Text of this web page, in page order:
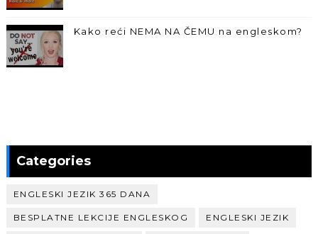
Kako reći NEMA NA ČEMU na engleskom?
Categories
ENGLESKI JEZIK 365 DANA
BESPLATNE LEKCIJE ENGLESKOG ENGLESKI JEZIK